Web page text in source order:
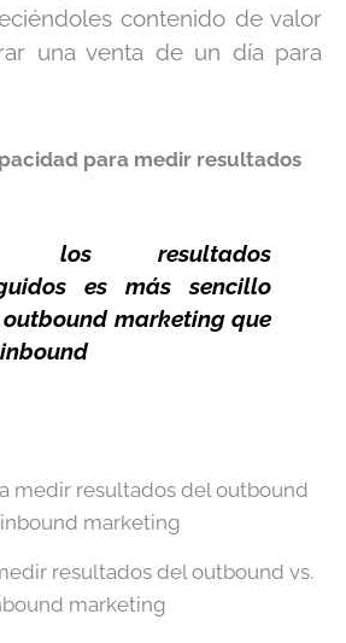
contenido de valor
una venta de un día para
para medir resultados
los resultados
es más sencillo
marketing que
resultados del outbound vs.
marketing